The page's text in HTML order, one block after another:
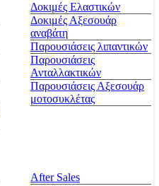
Δοκιμές Ελαστικών
Δοκιμές Αξεσουάρ
αναβάτη
Παρουσιάσεις λιπαντικών
Παρουσιάσεις
Ανταλλακτικών
Παρουσιάσεις Αξεσουάρ
μοτοσυκλέτας
Αfter Sales